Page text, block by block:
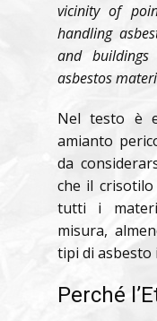
vicinity of
handling
and buildings
asbestos
Nel testo è
amianto
da
che il
tutti i
misura,
tipi di asbesto
Perché